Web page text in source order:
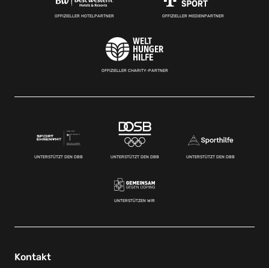
OFFIZIELLER HOTELPARTNER OFFIZIELLER MEDIENPARTNER
OFFIZIELLER CHARITY-PARTNER
UNTERSTÜTZT DEN DBB UNTERSTÜTZT DEN DBB UNTERSTÜTZT DEN DBB
UNTERSTÜTZEN WIR
Kontakt